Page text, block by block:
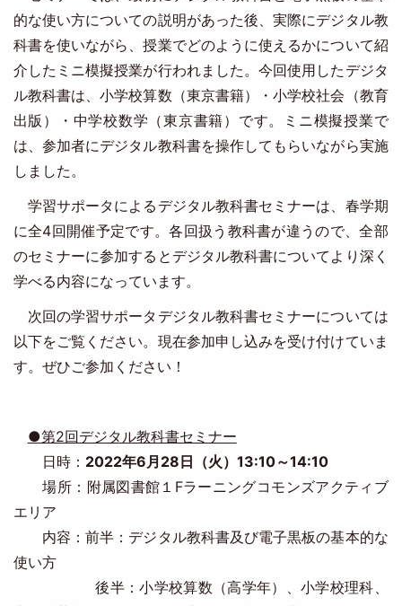
的な使い方についての説明があった後、実際にデジタル教
科書を使いながら、授業でどのように使えるかについて紹
介したミニ模擬授業が行われました。今回使用したデジタ
ル教科書は、小学校算数（東京書籍）・小学校社会（教育
出版）・中学校数学（東京書籍）です。ミニ模擬授業で
は、参加者にデジタル教科書を操作してもらいながら実施
しました。
学習サポータによるデジタル教科書セミナーは、春学期
に全4回開催予定です。各回扱う教科書が違うので、全部
のセミナーに参加するとデジタル教科書についてより深く
学べる内容になっています。
次回の学習サポータデジタル教科書セミナーについては
以下をご覧ください。現在参加申し込みを受け付けていま
す。ぜひご参加ください！
●第2回デジタル教科書セミナー
日時： 2022年6月28日（火）13:10～14:10
場所：附属図書館１Fラーニングコモンズアクティブ
エリア
内容：前半：デジタル教科書及び電子黒板の基本的な
使い方
後半：小学校算数（高学年）、小学校理科、